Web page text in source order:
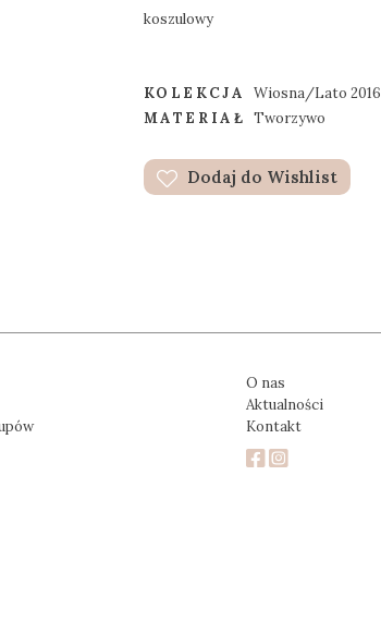
koszulowy
KOLEKCJA
Wiosna/Lato 2016
MATERIAŁ Tworzywo
Dodaj do Wishlist
O nas
Aktualności
Kontakt